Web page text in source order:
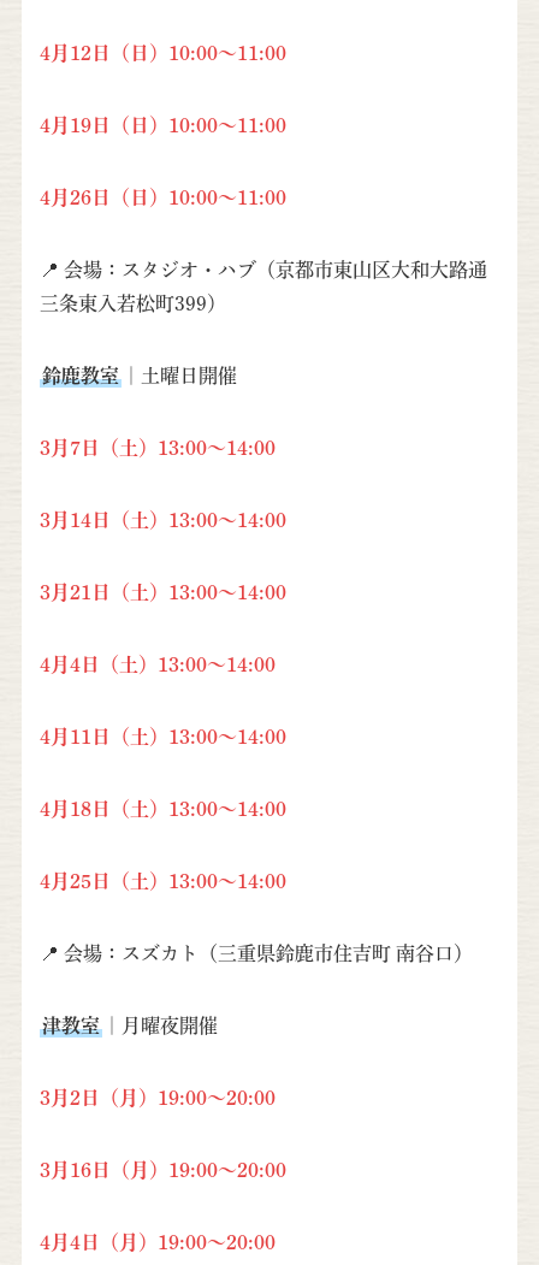
4月12日（日）10:00～11:00
4月19日（日）10:00～11:00
4月26日（日）10:00～11:00
📍 会場：スタジオ・ハブ（京都市東山区大和大路通
三条東入若松町399）
鈴鹿教室｜土曜日開催
3月7日（土）13:00～14:00
3月14日（土）13:00～14:00
3月21日（土）13:00～14:00
4月4日（土）13:00～14:00
4月11日（土）13:00～14:00
4月18日（土）13:00～14:00
4月25日（土）13:00～14:00
📍 会場：スズカト（三重県鈴鹿市住吉町 南谷口）
津教室｜月曜夜開催
3月2日（月）19:00～20:00
3月16日（月）19:00～20:00
4月4日（月）19:00～20:00